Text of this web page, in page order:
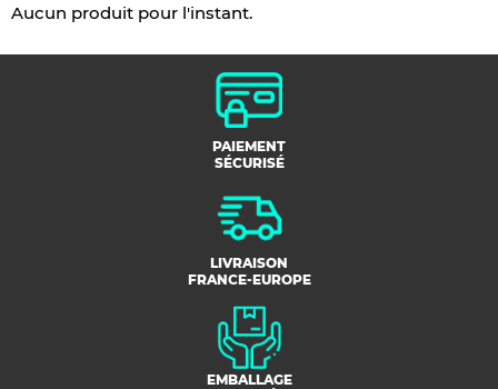
Aucun produit pour l'instant.
PAIEMENT
SÉCURISÉ
LIVRAISON
FRANCE-EUROPE
EMBALLAGE